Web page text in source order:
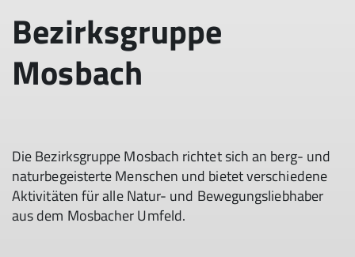
Bezirksgruppe
Mosbach
Die Bezirksgruppe Mosbach richtet sich an berg- und
naturbegeisterte Menschen und bietet verschiedene
Aktivitäten für alle Natur- und Bewegungsliebhaber
aus dem Mosbacher Umfeld.